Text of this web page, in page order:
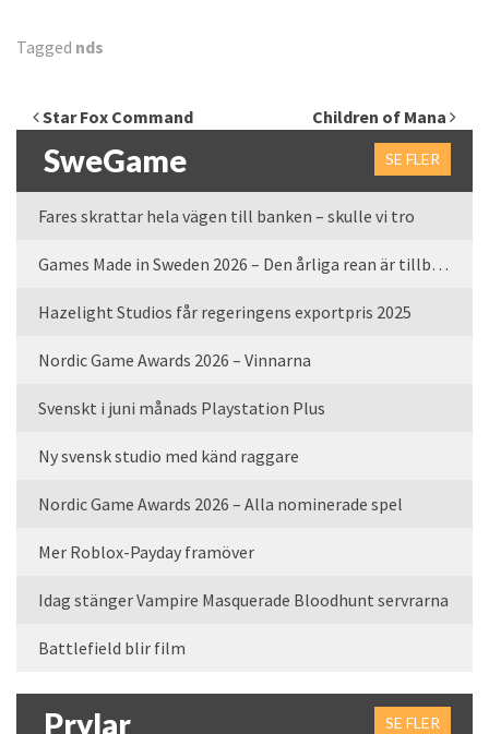
Tagged nds
Inläggsnavigering
Star Fox Command Children of Mana
SweGame SE FLER
Fares skrattar hela vägen till banken – skulle vi tro
Games Made in Sweden 2026 – Den årliga rean är tillbaka
Hazelight Studios får regeringens exportpris 2025
Nordic Game Awards 2026 – Vinnarna
Svenskt i juni månads Playstation Plus
Ny svensk studio med känd raggare
Nordic Game Awards 2026 – Alla nominerade spel
Mer Roblox-Payday framöver
Idag stänger Vampire Masquerade Bloodhunt servrarna
Battlefield blir film
Prylar SE FLER